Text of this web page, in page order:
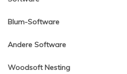
Blum-Software
Andere Software
Woodsoft Nesting